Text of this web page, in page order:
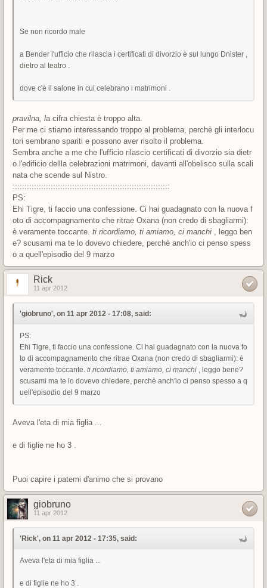
Se non ricordo male
a Bender l'ufficio che rilascia i certificati di divorzio è sul lungo Dnister ,
dietro al teatro .
dove c'è il salone in cui celebrano i matrimoni .
pravilna, la cifra chiesta è troppo alta.
Per me ci stiamo interessando troppo al problema, perchè gli interlocu
tori sembrano spariti e possono aver risolto il problema.
Sembra anche a me che l'ufficio rilascio certificati di divorzio sia dietr
o l'edificio dellla celebrazioni matrimoni, davanti all'obelisco sulla scali
nata che scende sul Nistro.
::::::::::::::::::::::::::::::::::::::::::::::::::::::::::::::::::
PS:
Ehi Tigre, ti faccio una confessione. Ci hai guadagnato con la nuova f
oto di accompagnamento che ritrae Oxana (non credo di sbagliarmi):
è veramente toccante. ti ricordiamo, ti amiamo, ci manchi , leggo ben
e? scusami ma te lo dovevo chiedere, perchè anch'io ci penso spess
o a quell'episodio del 9 marzo
Rick
11 apr 2012
'giobruno', on 11 apr 2012 - 17:08, said:
PS:
Ehi Tigre, ti faccio una confessione. Ci hai guadagnato con la nuova fo
to di accompagnamento che ritrae Oxana (non credo di sbagliarmi): è
veramente toccante. ti ricordiamo, ti amiamo, ci manchi , leggo bene?
scusami ma te lo dovevo chiedere, perchè anch'io ci penso spesso a q
uell'episodio del 9 marzo
Aveva l'eta di mia figlia ...
e di figlie ne ho 3 .
Puoi capire i patemi d'animo che si provano
giobruno
11 apr 2012
'Rick', on 11 apr 2012 - 17:35, said:
Aveva l'eta di mia figlia ...
e di figlie ne ho 3 .